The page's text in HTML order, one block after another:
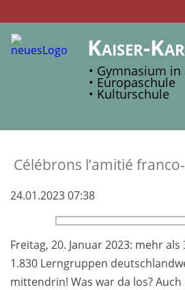
Kaiser-
• Gymnasium in
• Europaschule
• Kulturschule
Célébrons l’amitié
24.01.2023 07:38
Freitag, 20. Januar 2023: mehr als
1.830 Lern­grup­pen
mitten­drin! Was war da los? Auch